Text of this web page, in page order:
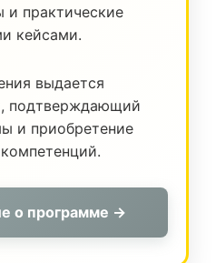
и практические
кейсами.
выдается
подтверждающий
и приобретение
о программе →